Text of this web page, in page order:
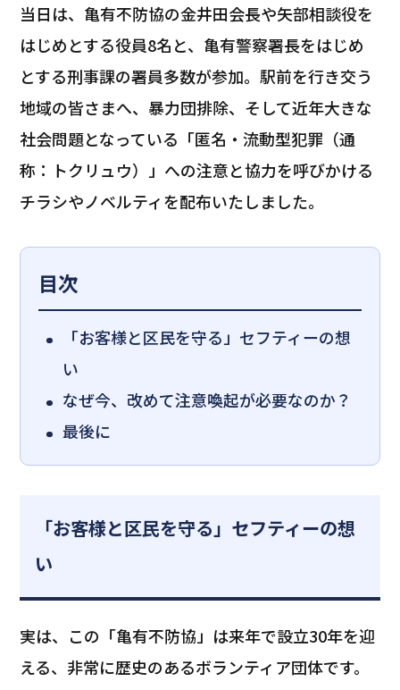
当日は、亀有不防協の金井田会長や矢部相談役を
はじめとする役員8名と、亀有警察署長をはじめ
とする刑事課の署員多数が参加。駅前を行き交う
地域の皆さまへ、暴力団排除、そして近年大きな
社会問題となっている「匿名・流動型犯罪（通
称：トクリュウ）」への注意と協力を呼びかける
チラシやノベルティを配布いたしました。
目次
「お客様と区民を守る」セフティーの想
い
なぜ今、改めて注意喚起が必要なのか？
最後に
「お客様と区民を守る」セフティーの想
い
実は、この「亀有不防協」は来年で設立30年を迎
える、非常に歴史のあるボランティア団体です。